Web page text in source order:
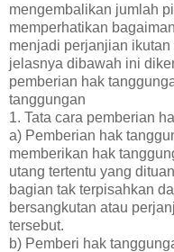
mengembalikan jumlah
memperhatikan
menjadi perjanjian
jelasnya dibawah ini
pemberian hak
tanggungan
1. Tata cara pemberian
a) Pemberian hak
memberikan hak
utang tertentu yang
bagian tak terpisahkan
bersangkutan atau
tersebut.
b) Pemberi hak